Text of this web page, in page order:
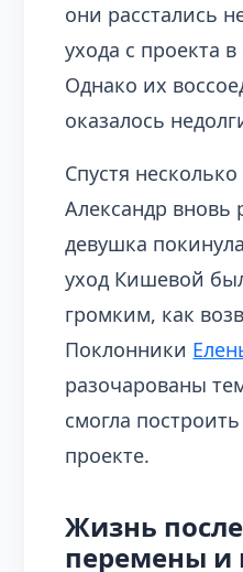
они расстались
ухода с проекта
Однако их
оказалось
Спустя
Александр вновь
девушка
уход Кишевой
громким, как
Поклонники
разочарованы
смогла
проекте.
Жизнь
перемены и